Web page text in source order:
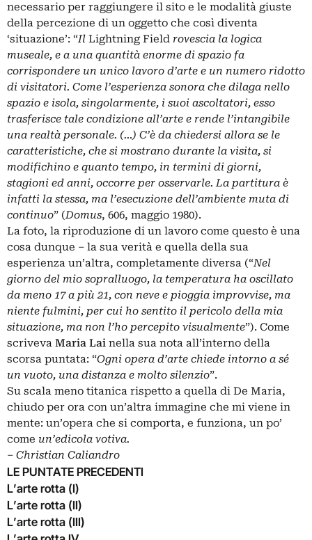
necessario per raggiungere il sito e le modalità giuste
della percezione di un oggetto che così diventa
‘situazione’: “Il Lightning Field rovescia la logica
museale, e a una quantità enorme di spazio fa
corrispondere un unico lavoro d’arte e un numero ridotto
di visitatori. Come l’esperienza sonora che dilaga nello
spazio e isola, singolarmente, i suoi ascoltatori, esso
trasferisce tale condizione all’arte e rende l’intangibile
una realtà personale. (…) C’è da chiedersi allora se le
caratteristiche, che si mostrano durante la visita, si
modifichino e quanto tempo, in termini di giorni,
stagioni ed anni, occorre per osservarle. La partitura è
infatti la stessa, ma l’esecuzione dell’ambiente muta di
continuo” (Domus, 606, maggio 1980).
La foto, la riproduzione di un lavoro come questo è una
cosa dunque – la sua verità e quella della sua
esperienza un’altra, completamente diversa (“Nel
giorno del mio sopralluogo, la temperatura ha oscillato
da meno 17 a più 21, con neve e pioggia improvvise, ma
niente fulmini, per cui ho sentito il pericolo della mia
situazione, ma non l’ho percepito visualmente”). Come
scriveva Maria Lai nella sua nota all’interno della
scorsa puntata: “Ogni opera d’arte chiede intorno a sé
un vuoto, una distanza e molto silenzio”.
Su scala meno titanica rispetto a quella di De Maria,
chiudo per ora con un’altra immagine che mi viene in
mente: un’opera che si comporta, e funziona, un po’
come un’edicola votiva.
‒ Christian Caliandro
LE PUNTATE PRECEDENTI
L’arte rotta (I)
L’arte rotta (II)
L’arte rotta (III)